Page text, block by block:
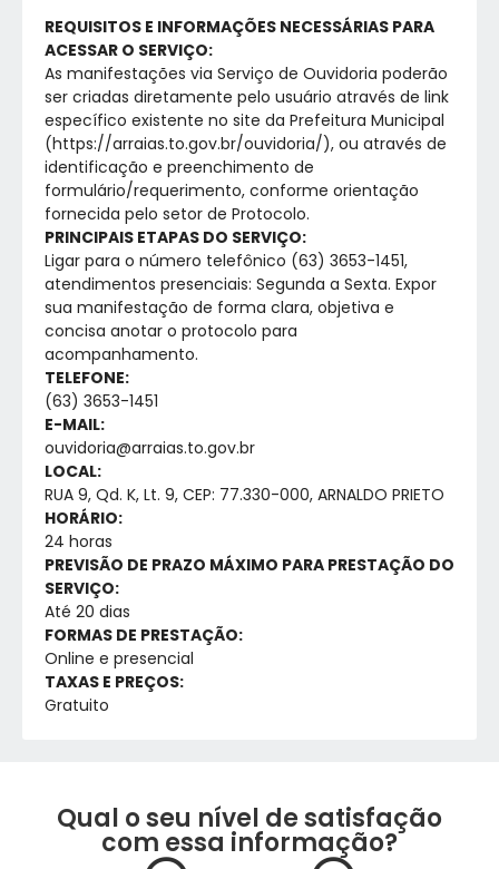
REQUISITOS E INFORMAÇÕES NECESSÁRIAS PARA
ACESSAR O SERVIÇO:
As manifestações via Serviço de Ouvidoria poderão
ser criadas diretamente pelo usuário através de link
específico existente no site da Prefeitura Municipal
(https://arraias.to.gov.br/ouvidoria/), ou através de
identificação e preenchimento de
formulário/requerimento, conforme orientação
fornecida pelo setor de Protocolo.
PRINCIPAIS ETAPAS DO SERVIÇO:
Ligar para o número telefônico (63) 3653-1451,
atendimentos presenciais: Segunda a Sexta. Expor
sua manifestação de forma clara, objetiva e
concisa anotar o protocolo para
acompanhamento.
TELEFONE:
(63) 3653-1451
E-MAIL:
ouvidoria@arraias.to.gov.br
LOCAL:
RUA 9, Qd. K, Lt. 9, CEP: 77.330-000, ARNALDO PRIETO
HORÁRIO:
24 horas
PREVISÃO DE PRAZO MÁXIMO PARA PRESTAÇÃO DO
SERVIÇO:
Até 20 dias
FORMAS DE PRESTAÇÃO:
Online e presencial
TAXAS E PREÇOS:
Gratuito
Qual o seu nível de satisfação
com essa informação?